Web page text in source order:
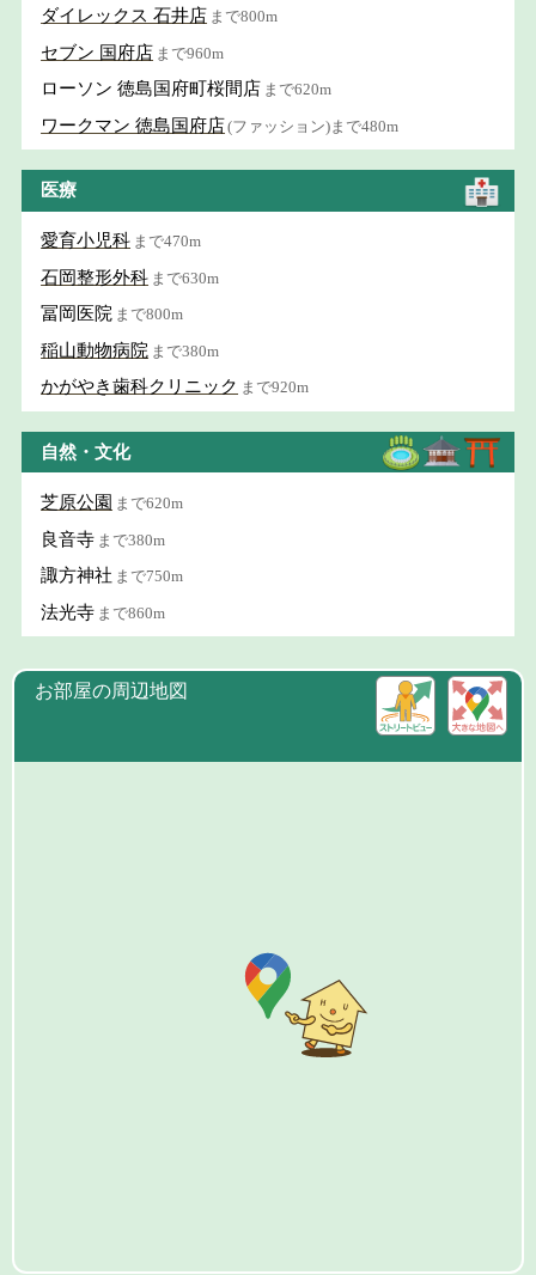
ダイレックス 石井店 まで800m
セブン 国府店 まで960m
ローソン 徳島国府町桜間店 まで620m
ワークマン 徳島国府店(ファッション)まで480m
医療
愛育小児科 まで470m
石岡整形外科 まで630m
冨岡医院 まで800m
稲山動物病院 まで380m
かがやき歯科クリニック まで920m
自然・文化
芝原公園 まで620m
良音寺 まで380m
諏方神社 まで750m
法光寺 まで860m
お部屋の周辺地図